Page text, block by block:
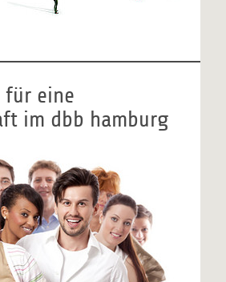
für eine
im dbb hamburg